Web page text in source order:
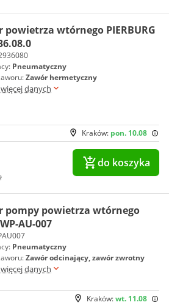
powietrza wtórnego PIERBURG
Pneumatyczny
Zawór hermetyczny
danych
Kraków: pon. 10.08
do koszyka
pompy powietrza wtórnego
AU-007
Pneumatyczny
Zawór odcinający, zawór zwrotny
danych
Kraków:wt. 11.08